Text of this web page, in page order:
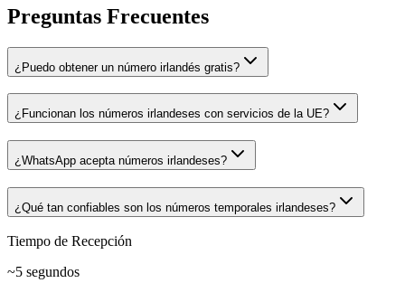
Preguntas Frecuentes
¿Puedo obtener un número irlandés gratis?
¿Funcionan los números irlandeses con servicios de la UE?
¿WhatsApp acepta números irlandeses?
¿Qué tan confiables son los números temporales irlandeses?
Tiempo de Recepción
~5 segundos